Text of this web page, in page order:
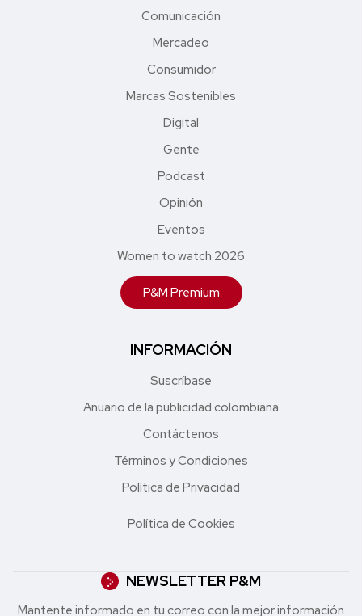
Comunicación
Mercadeo
Consumidor
Marcas Sostenibles
Digital
Gente
Podcast
Opinión
Eventos
Women to watch 2026
P&M Premium
INFORMACIÓN
Suscríbase
Anuario de la publicidad colombiana
Contáctenos
Términos y Condiciones
Política de Privacidad
Política de Cookies
NEWSLETTER P&M
Mantente informado en tu correo con la mejor in formación